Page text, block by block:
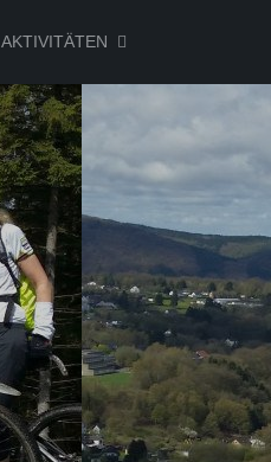
AKTIVITÄTEN